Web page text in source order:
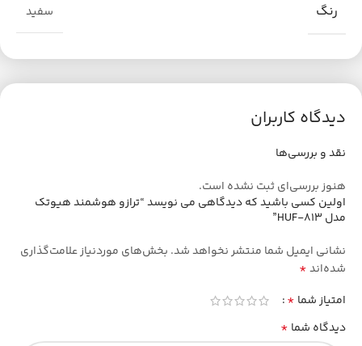
رنگ سفید
دیدگاه کاربران
نقد و بررسی‌ها
هنوز بررسی‌ای ثبت نشده است.
اولین کسی باشید که دیدگاهی می نویسد “ترازو هوشمند هیوتک
مدل HUF-813”
نشانی ایمیل شما منتشر نخواهد شد. بخش‌های موردنیاز علامت‌گذاری
شده‌اند*
امتیاز شما *
دیدگاه شما *